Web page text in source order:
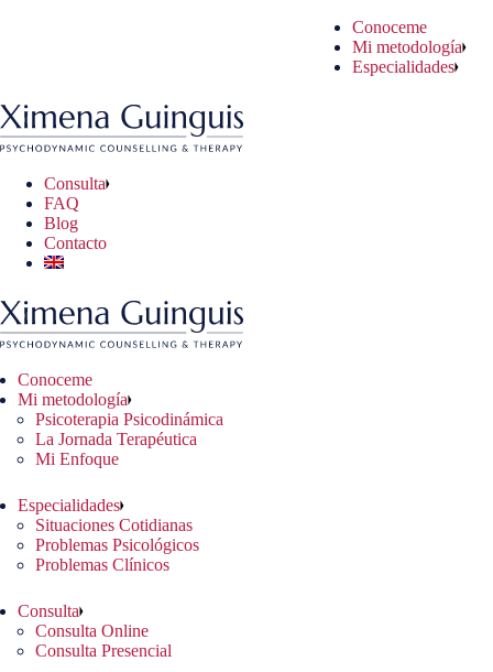
Conoceme
Mi metodología
Especialidades
Consulta
FAQ
Blog
Contacto
Conoceme
Mi metodología
Psicoterapia Psicodinámica
La Jornada Terapéutica
Mi Enfoque
Especialidades
Situaciones Cotidianas
Problemas Psicológicos
Problemas Clínicos
Consulta
Consulta Online
Consulta Presencial